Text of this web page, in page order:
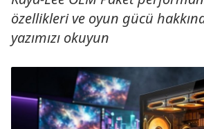
özellikleri ve oyun gücü
yazımızı okuyun